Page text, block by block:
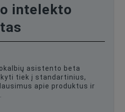
intelekto
asistento beta
tiek į standartinius,
apie produktus ir